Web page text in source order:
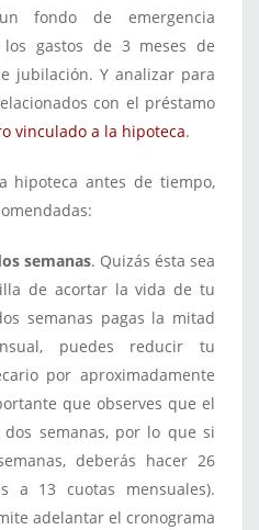
fondo de emergencia
gastos de 3 meses de
jubilación. Y analizar para
con el préstamo
vinculado a la hipoteca.
hipoteca antes de tiempo,
semanas. Quizás ésta sea
de acortar la vida de tu
semanas pagas la mitad
puedes reducir tu
por aproximadamente
que observes que el
dos semanas, por lo que si
deberás hacer 26
a 13 cuotas mensuales).
adelantar el cronograma